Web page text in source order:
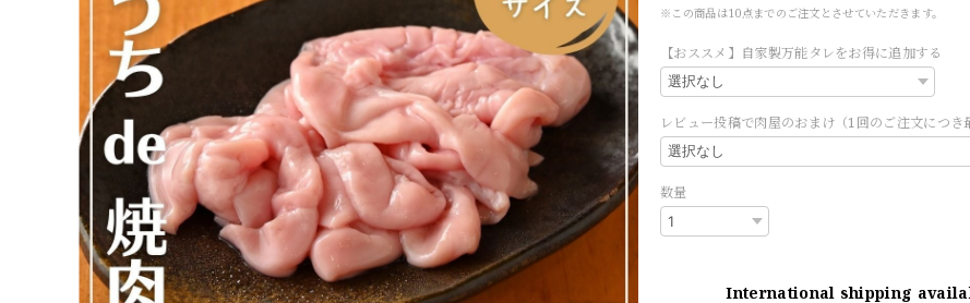
※この商品は10点までのご注文とさせていただきます。
【おススメ】自家製万能タレをお得に追加する
レビュー投稿で肉屋のおまけ（1回のご注文につき
数量
International shipping